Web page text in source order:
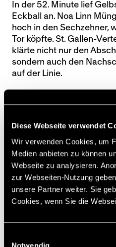
Diese Webseite verwendet
Wir verwenden Cookies, um
Medien anbieten zu können
Webseite zu analysieren.
zur Webseiten-Nutzung
unsere Partner weiter. Sie
Cookies, wenn Sie die
Notwendig
In der 52. Minute lief
Eckball an. Noa Linn
hoch in den Sechzehner,
Tor köpfte. St. Gallen-
klärte nicht nur den
sondern auch den
auf der Linie.
das Spiel auf die linke
rund 25 Metern perfekt
Schlussresultat
YB Frauen - St. Gallen 2:0
Wankdorf. – 2'780
Muralitharan.
YB: Ackermann - Frey